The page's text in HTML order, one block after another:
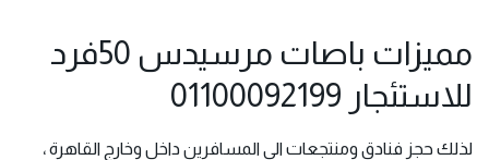
مميزات باصات مرسيدس 50فرد
للاستئجار 01100092199
لذلك حجز فنادق ومنتجعات الي المسافرين داخل وخارج القاهرة ،